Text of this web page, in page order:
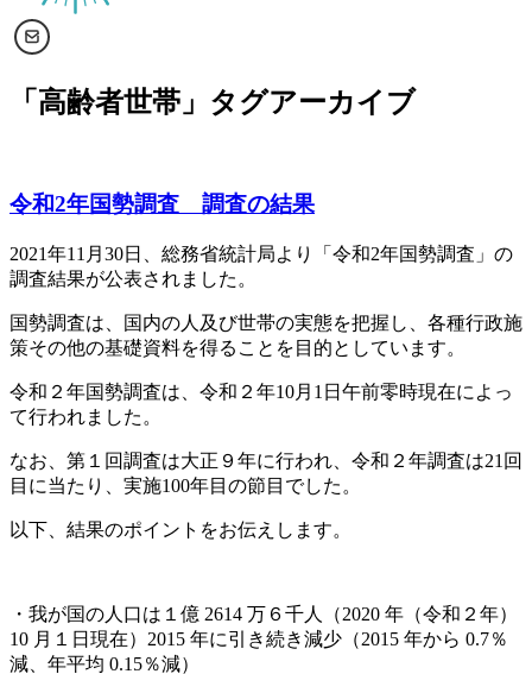
「 高齢者世帯 」タグアーカイブ
令和2年国勢調査 調査の結果
2021年11月30日、総務省統計局より「令和2年国勢調査」の
調査結果が公表されました。
国勢調査は、国内の人及び世帯の実態を把握し、各種行政施
策その他の基礎資料を得ることを目的としています。
令和２年国勢調査は、令和２年10月1日午前零時現在によっ
て行われました。
なお、第１回調査は大正９年に行われ、令和２年調査は21回
目に当たり、実施100年目の節目でした。
以下、結果のポイントをお伝えします。
・我が国の人口は１億 2614 万６千人（2020 年（令和２年）
10 月１日現在）2015 年に引き続き減少（2015 年から 0.7％
減、年平均 0.15％減）